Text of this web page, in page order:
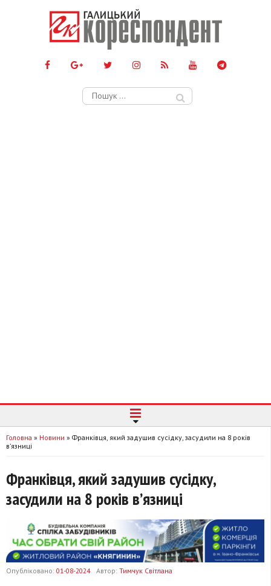
Пошук:
Головна » Новини » Франківця, який задушив сусідку, засудили на 8 років
в’язниці
Франківця, який задушив сусідку,
засудили на 8 років в’язниці
Опубліковано: 01-08-2024 Автор: Тимчук Світлана